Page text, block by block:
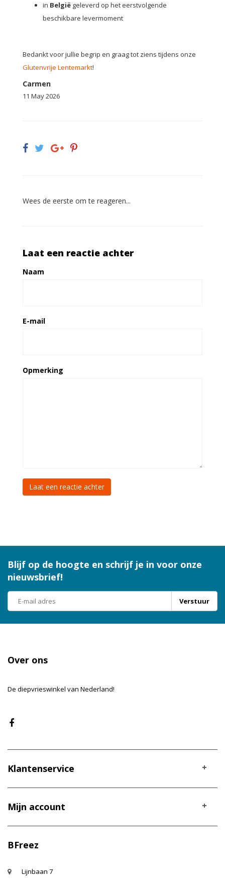
in België geleverd op het eerstvolgende
beschikbare levermoment
Bedankt voor jullie begrip en graag tot ziens tijdens onze
Glutenvrije Lentemarkt!
Carmen
11 May 2026
Wees de eerste om te reageren...
Laat een reactie achter
Naam
E-mail
Opmerking
Laat een reactie achter
Blijf op de hoogte en schrijf je in voor onze
nieuwsbrief!
Verstuur
Over ons
De diepvrieswinkel van Nederland!
Klantenservice
Mijn account
BFreez
Lijnbaan 7